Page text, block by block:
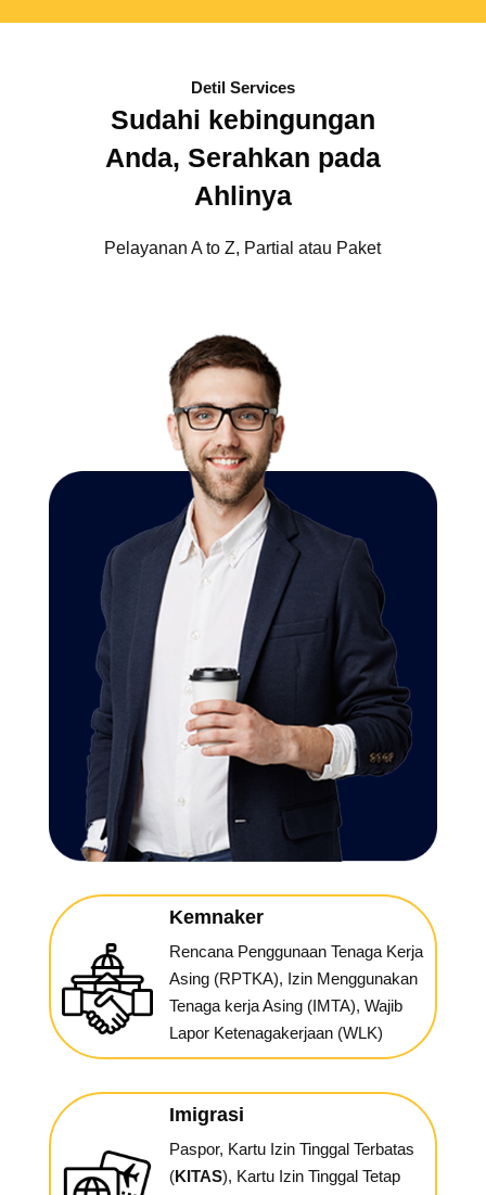
Detil Services
Sudahi kebingungan
Anda, Serahkan pada
Ahlinya
Pelayanan A to Z, Partial atau Paket
Kemnaker
Rencana Penggunaan Tenaga Kerja
Asing (RPTKA), Izin Menggunakan
Tenaga kerja Asing (IMTA), Wajib
Lapor Ketenagakerjaan (WLK)
Imigrasi
Paspor, Kartu Izin Tinggal Terbatas
(KITAS), Kartu Izin Tinggal Tetap